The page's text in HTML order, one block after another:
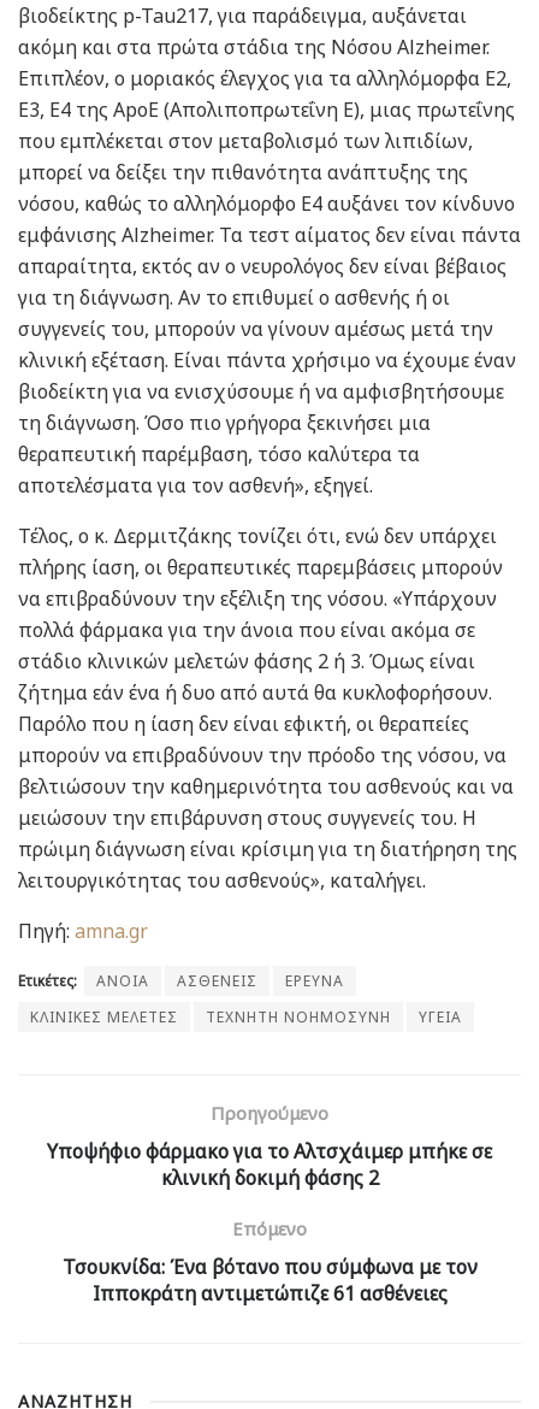
βιοδείκτης p-Tau217, για παράδειγμα, αυξάνεται
ακόμη και στα πρώτα στάδια της Νόσου Alzheimer.
Επιπλέον, ο μοριακός έλεγχος για τα αλληλόμορφα E2,
E3, E4 της ApoE (Απολιποπρωτεΐνη Ε), μιας πρωτεΐνης
που εμπλέκεται στον μεταβολισμό των λιπιδίων,
μπορεί να δείξει την πιθανότητα ανάπτυξης της
νόσου, καθώς το αλληλόμορφο E4 αυξάνει τον κίνδυνο
εμφάνισης Alzheimer. Τα τεστ αίματος δεν είναι πάντα
απαραίτητα, εκτός αν ο νευρολόγος δεν είναι βέβαιος
για τη διάγνωση. Αν το επιθυμεί ο ασθενής ή οι
συγγενείς του, μπορούν να γίνουν αμέσως μετά την
κλινική εξέταση. Είναι πάντα χρήσιμο να έχουμε έναν
βιοδείκτη για να ενισχύσουμε ή να αμφισβητήσουμε
τη διάγνωση. Όσο πιο γρήγορα ξεκινήσει μια
θεραπευτική παρέμβαση, τόσο καλύτερα τα
αποτελέσματα για τον ασθενή», εξηγεί.
Τέλος, ο κ. Δερμιτζάκης τονίζει ότι, ενώ δεν υπάρχει
πλήρης ίαση, οι θεραπευτικές παρεμβάσεις μπορούν
να επιβραδύνουν την εξέλιξη της νόσου. «Υπάρχουν
πολλά φάρμακα για την άνοια που είναι ακόμα σε
στάδιο κλινικών μελετών φάσης 2 ή 3. Όμως είναι
ζήτημα εάν ένα ή δυο από αυτά θα κυκλοφορήσουν.
Παρόλο που η ίαση δεν είναι εφικτή, οι θεραπείες
μπορούν να επιβραδύνουν την πρόοδο της νόσου, να
βελτιώσουν την καθημερινότητα του ασθενούς και να
μειώσουν την επιβάρυνση στους συγγενείς του. Η
πρώιμη διάγνωση είναι κρίσιμη για τη διατήρηση της
λειτουργικότητας του ασθενούς», καταλήγει.
Πηγή: amna.gr
Ετικέτες: ΑΝΟΙΑ ΑΣΘΕΝΕΙΣ
ΕΡΕΥΝΑ
ΚΛΙΝΙΚΕΣ ΜΕΛΕΤΕΣ
ΤΕΧΝΗΤΗ ΝΟΗΜΟΣΥΝΗ ΥΓΕΙΑ
Προηγούμενο
Υποψήφιο φάρμακο για το Αλτσχάιμερ μπήκε σε
κλινική δοκιμή φάσης 2
Επόμενο
Τσουκνίδα: Ένα βότανο που σύμφωνα με τον
Ιπποκράτη αντιμετώπιζε 61 ασθένειες
ΑΝΑΖΗΤΗΣΗ